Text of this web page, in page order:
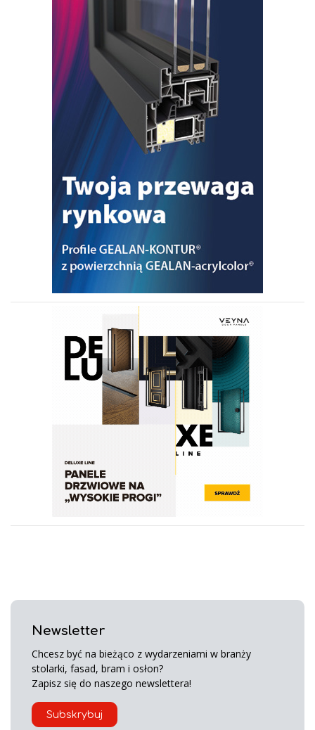
Newsletter
Chcesz być na bieżąco z wydarzeniami w branży
stolarki, fasad, bram i osłon?
Zapisz się do naszego newslettera!
Subskrybuj